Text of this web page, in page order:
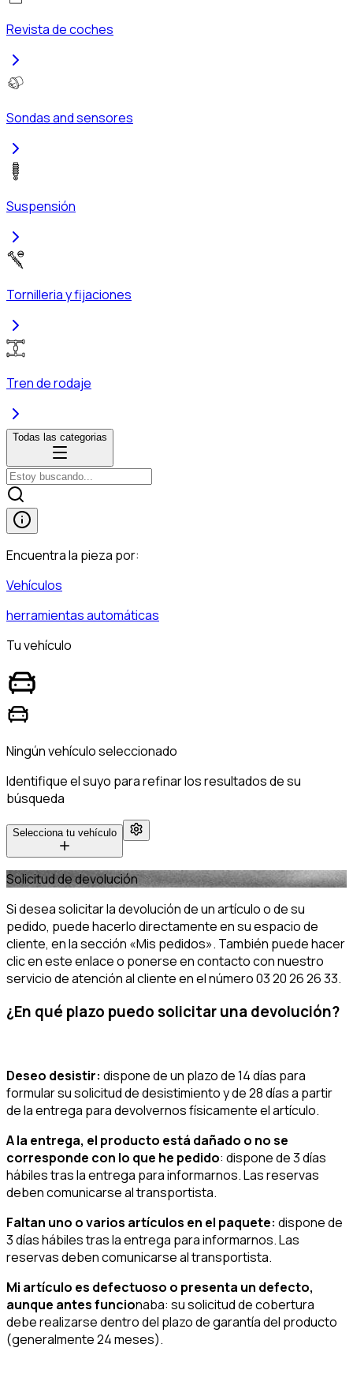
Revista de coches
Sondas and sensores
Suspensión
Tornilleria y fijaciones
Tren de rodaje
Todas las categorias
Encuentra la pieza por:
Vehículos
herramientas automáticas
Tu vehículo
Ningún vehículo seleccionado
Identifique el suyo para refinar los resultados de su
búsqueda
Selecciona tu vehículo
Solicitud de devolución
Si desea solicitar la devolución de un artículo o de su
pedido, puede hacerlo directamente en su espacio de
cliente, en la sección «Mis pedidos». También puede hacer
clic en este enlace o ponerse en contacto con nuestro
servicio de atención al cliente en el número 03 20 26 26 33.
¿En qué plazo puedo solicitar una devolución?
Deseo desistir: dispone de un plazo de 14 días para
formular su solicitud de desistimiento y de 28 días a partir
de la entrega para devolvernos físicamente el artículo.
A la entrega, el producto está dañado o no se
corresponde con lo que he pedido: dispone de 3 días
hábiles tras la entrega para informarnos. Las reservas
deben comunicarse al transportista.
Faltan uno o varios artículos en el paquete: dispone de
3 días hábiles tras la entrega para informarnos. Las
reservas deben comunicarse al transportista.
Mi artículo es defectuoso o presenta un defecto,
aunque antes funcionaba: su solicitud de cobertura
debe realizarse dentro del plazo de garantía del producto
(generalmente 24 meses).